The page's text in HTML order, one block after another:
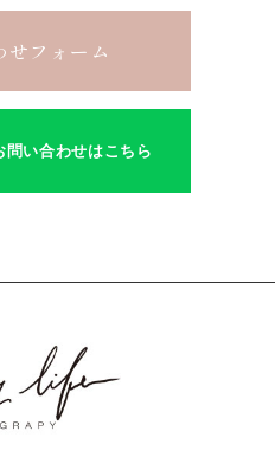
せフォーム
い合わせはこちら